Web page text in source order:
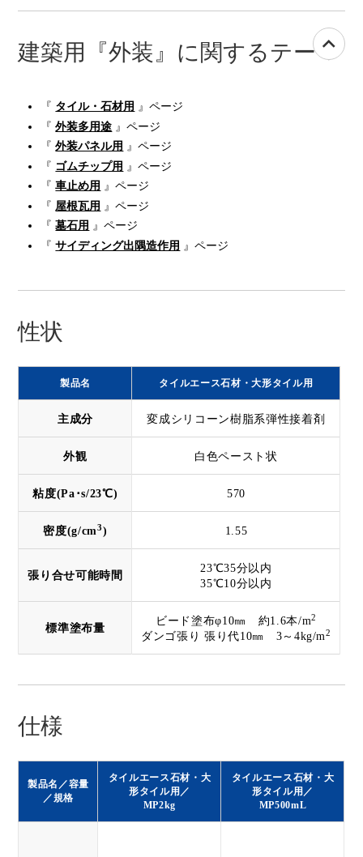
建築用『外装』に関するテーマ
『 タイル・石材用 』ページ
『外装多用途 』ページ
『外装パネル用 』ページ
『 ゴムチップ用 』ページ
『車止め用 』ページ
『 屋根瓦用 』ページ
『墓石用 』ページ
『サイディング出隅造作用 』ページ
性状
製品名 タイルエース石材・大形タイル用
主成分 変成シリコーン樹脂系弾性接着剤
外観 白色ペースト状
粘度(Pa･s/23℃) 570
密度(g/cm3) 1.55
張り合せ可能時間
23℃35分以内
35℃10分以内
標準塗布量
ビード塗布φ10㎜ 約1.6本/m2
ダンゴ張り 張り代10㎜ 3～4kg/m2
仕様
製品名／容量
／規格
タイルエース石材・大
形タイル用／
MP2kg
タイルエース石材・大
形タイル用／
MP500mL